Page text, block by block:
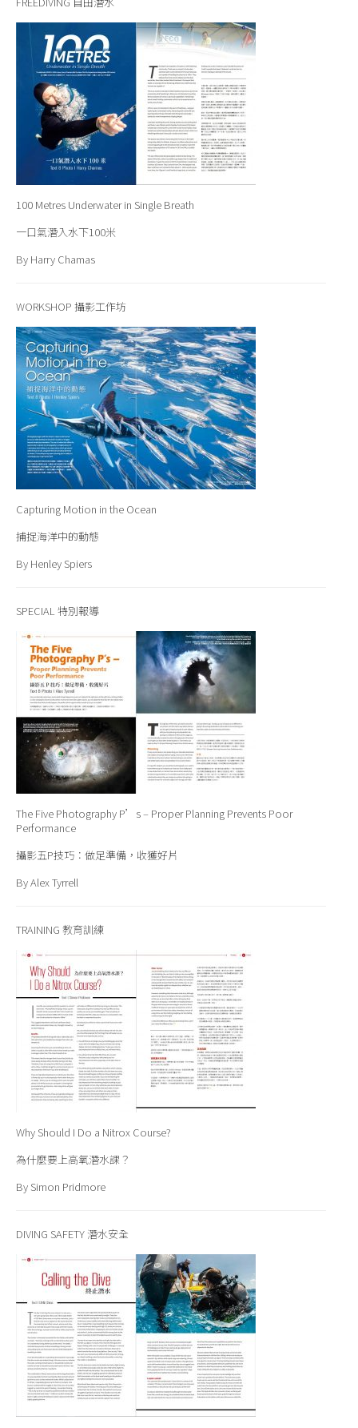
100 Metres Underwater in Single Breath
一口氣潛入水下100米
By Harry Chamas
WORKSHOP 攝影工作坊
Capturing Motion in the Ocean
捕捉海洋中的動態
By Henley Spiers
SPECIAL特別報導
The Five Photography P’s – Proper Planning Prevents Poor
Performance
攝影五P技巧：做足準備，收獲好片
By Alex Tyrrell
TRAINING 教育訓練
Why Should I Do a Nitrox Course?
為什麼要上高氧潛水課？
By Simon Pridmore
DIVING SAFETY 潛水安全